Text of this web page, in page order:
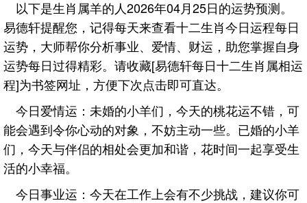
以下是生肖属羊的人2026年04月25日的运势预测。
易德轩提醒您，记得每天来查看十二生肖今日运程每日
运势，大师帮你分析事业、爱情、财运，助您掌握自身
运势每日过得精彩。请收藏[易德轩每日十二生肖属相运
程]为书签网址，方便下次点击即可直达。
今日爱情运：未婚的小羊们，今天的桃花运不错，可
能会遇到令你心动的对象，不妨主动一些。已婚的小羊
们，今天与伴侣的相处会更加和谐，花时间一起享受生
活的小幸福。
今日事业运：今天在工作上会有不少挑战，建议你可